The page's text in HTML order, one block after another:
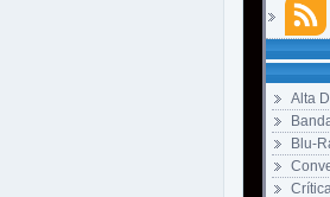
Alta
Blu-